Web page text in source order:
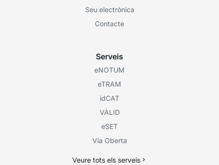
Seu electrònica
Contacte
Serveis
eNOTUM
eTRAM
idCAT
VÀLID
eSET
Via Oberta
Veure tots els serveis